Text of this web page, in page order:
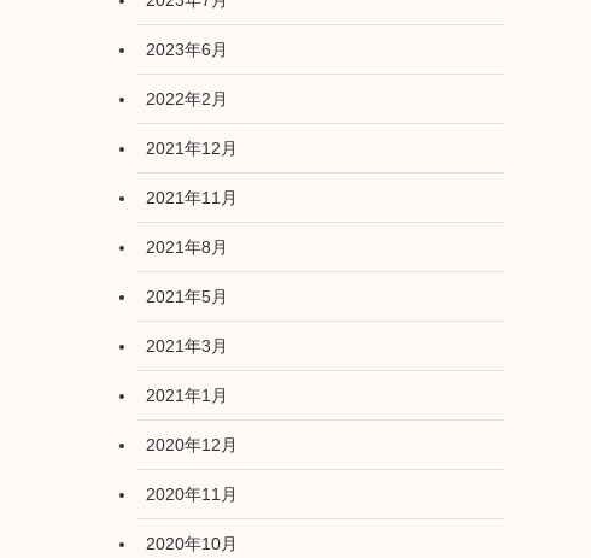
2023年6月
2022年2月
2021年12月
2021年11月
2021年8月
2021年5月
2021年3月
2021年1月
2020年12月
2020年11月
2020年10月